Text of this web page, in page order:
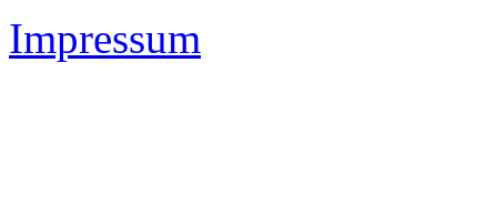
Impressum